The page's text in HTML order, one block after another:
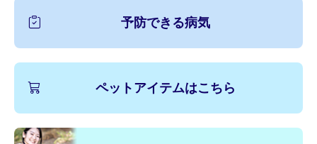
予防できる病気
ペットアイテムはこちら